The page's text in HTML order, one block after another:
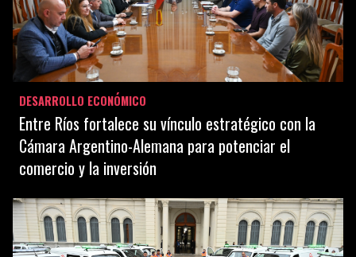
DESARROLLO ECONÓMICO
Entre Ríos fortalece su vínculo estratégico con la
Cámara Argentino-Alemana para potenciar el
comercio y la inversión